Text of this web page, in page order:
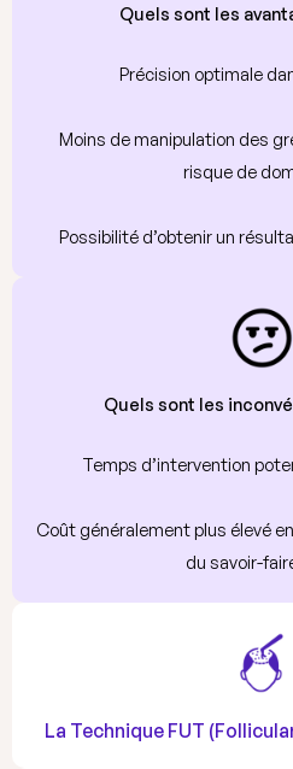
Quels sont les
Précision optimale
Moins de manipulation des
risque de
Possibilité d’obtenir un
Quels sont les
Temps d’intervention
Coût généralement plus élevé
du savoir-
La Technique FUT